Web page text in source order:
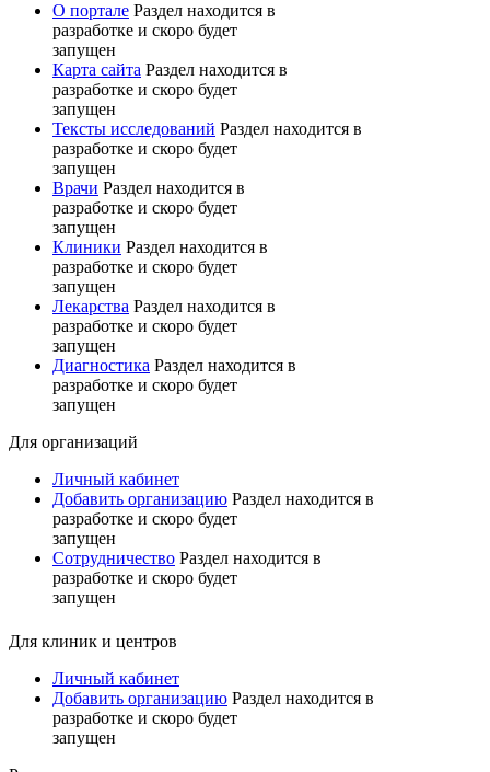
О портале Раздел находится в
разработке и скоро будет
запущен
Карта сайта Раздел находится в
разработке и скоро будет
запущен
Тексты исследований Раздел находится в
разработке и скоро будет
запущен
Врачи Раздел находится в
разработке и скоро будет
запущен
Клиники Раздел находится в
разработке и скоро будет
запущен
Лекарства Раздел находится в
разработке и скоро будет
запущен
Диагностика Раздел находится в
разработке и скоро будет
запущен
Для организаций
Личный кабинет
Добавить организацию Раздел находится в
разработке и скоро будет
запущен
Сотрудничество Раздел находится в
разработке и скоро будет
запущен
Для клиник и центров
Личный кабинет
Добавить организацию Раздел находится в
разработке и скоро будет
запущен